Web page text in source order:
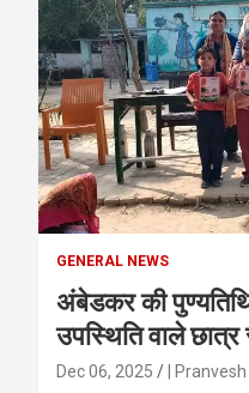
GENERAL NEWS
अंबेडकर की
उपस्थिति वाले छात्र
Dec 06, 2025 |